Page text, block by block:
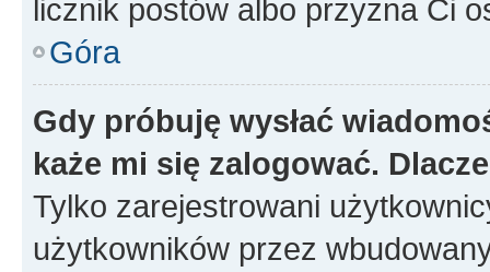
licznik postów albo przyzna Ci
Góra
Gdy próbuję wysłać
każe mi się zalogować.
Tylko zarejestrowani
użytkowników przez